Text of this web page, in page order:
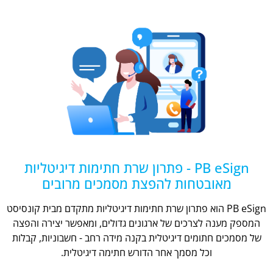
PB eSign - פתרון שרת חתימות דיגיטליות
מאובטחות להפצת מסמכים מרובים
PB eSign הוא פתרון שרת חתימות דיגיטליות מתקדם מבית קונסיסט
המספק מענה לצרכים של ארגונים גדולים, ומאפשר יצירה והפצה
של מסמכים חתומים דיגיטלית בקנה מידה רחב - חשבוניות, קבלות
וכל מסמך אחר הדורש חתימה דיגיטלית.